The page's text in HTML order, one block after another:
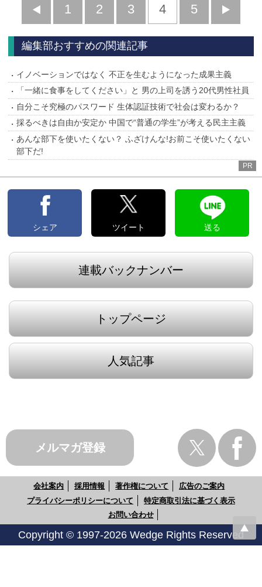
前
へ
1 2 3 4 5
へ
編集部おすすめの関連記事
イノベーションではなく 不正を生むようになった成果主義
「一緒に食事をしてください」と 男の上司を誘う20代男性社員
自分こそ究極のパスワード 生体認証技術で社会は変わるか？
採るべきは自由か安定か 中国で“普通の学生”が考える民主主義
あんな部下を使いたくない？ ふざけんな!お前こそ使いたくない
部下だ!
PR
シェア ツイート 送る
連載バックナンバー
トップページ
人気記事
メルマガ登録
会社案内 採用情報 著作権について
広告のご案内
プライバシーポリシーについて
特定商取引法に基づく表示
お問い合わせ
Copyright © 1997-2026 Wedge Rights Reserved